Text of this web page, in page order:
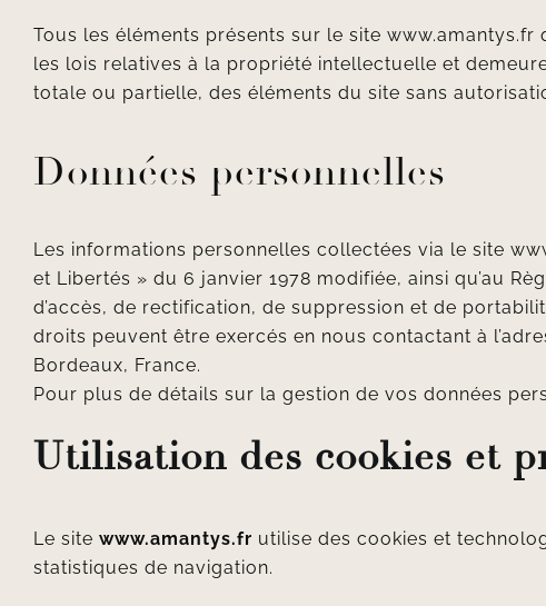
Tous les éléments présents sur le site www.amantys.fr
les lois relatives à la propriété intellectuelle et
totale ou partielle, des éléments du site sans
Données personnelles
Les informations personnelles collectées via le site
et Libertés » du 6 janvier 1978 modifiée, ainsi qu’au
d’accès, de rectification, de suppression et de
droits peuvent être exercés en nous contactant à
Bordeaux, France.
Pour plus de détails sur la gestion de vos données
Utilisation des cookies et
Le site www.amantys.fr utilise des cookies et
statistiques de navigation.